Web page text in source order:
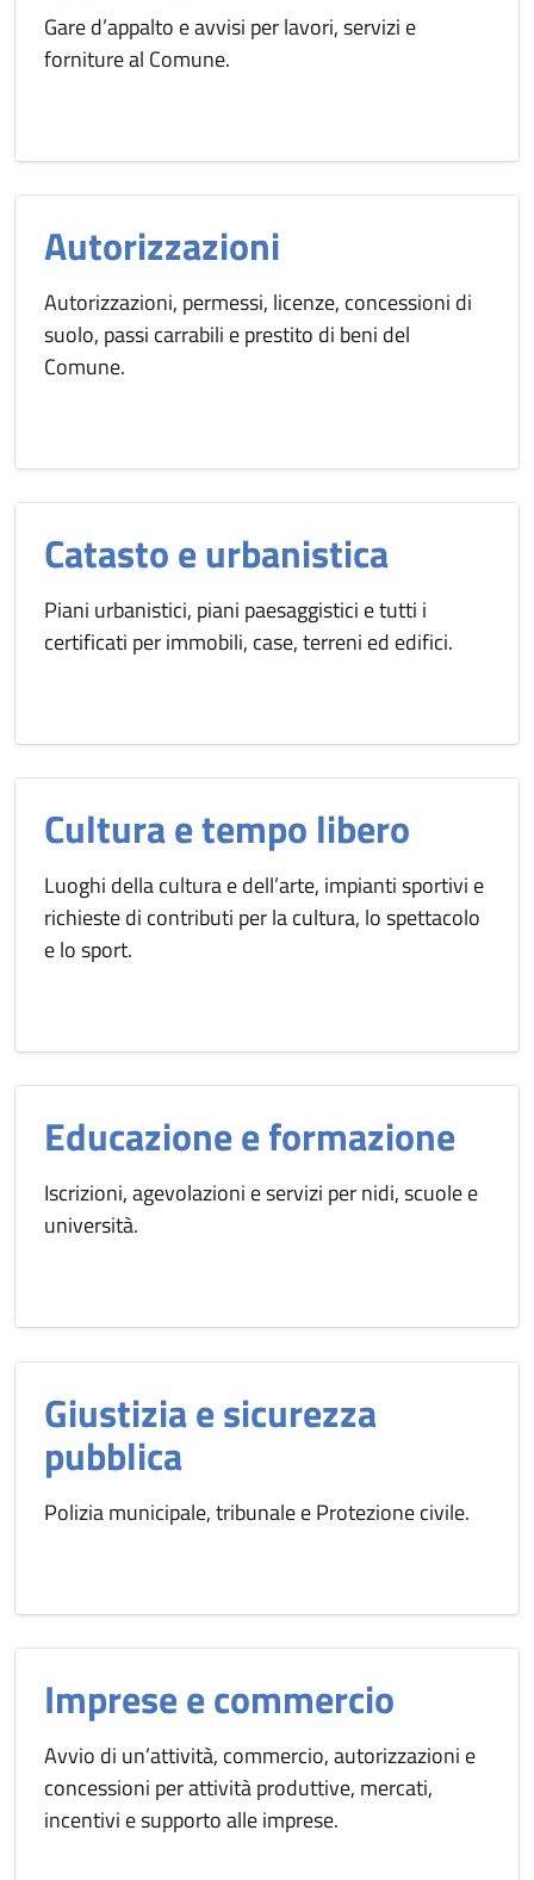
Gare d’appalto e avvisi per lavori, servizi e
forniture al Comune.
Autorizzazioni
Autorizzazioni, permessi, licenze, concessioni di
suolo, passi carrabili e prestito di beni del
Comune.
Catasto e urbanistica
Piani urbanistici, piani paesaggistici e tutti i
certificati per immobili, case, terreni ed edifici.
Cultura e tempo libero
Luoghi della cultura e dell’arte, impianti sportivi e
richieste di contributi per la cultura, lo spettacolo
e lo sport.
Educazione e formazione
Iscrizioni, agevolazioni e servizi per nidi, scuole e
università.
Giustizia e sicurezza
pubblica
Polizia municipale, tribunale e Protezione civile.
Imprese e commercio
Avvio di un’attività, commercio, autorizzazioni e
concessioni per attività produttive, mercati,
incentivi e supporto alle imprese.